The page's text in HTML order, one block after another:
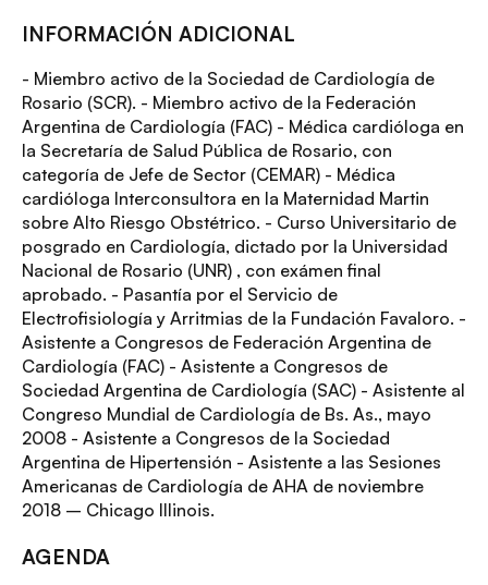
INFORMACIÓN ADICIONAL
- Miembro activo de la Sociedad de Cardiología de
Rosario (SCR). - Miembro activo de la Federación
Argentina de Cardiología (FAC) - Médica cardióloga en
la Secretaría de Salud Pública de Rosario, con
categoría de Jefe de Sector (CEMAR) - Médica
cardióloga Interconsultora en la Maternidad Martin
sobre Alto Riesgo Obstétrico. - Curso Universitario de
posgrado en Cardiología, dictado por la Universidad
Nacional de Rosario (UNR) , con exámen final
aprobado. - Pasantía por el Servicio de
Electrofisiología y Arritmias de la Fundación Favaloro. -
Asistente a Congresos de Federación Argentina de
Cardiología (FAC) - Asistente a Congresos de
Sociedad Argentina de Cardiología (SAC) - Asistente al
Congreso Mundial de Cardiología de Bs. As., mayo
2008 - Asistente a Congresos de la Sociedad
Argentina de Hipertensión - Asistente a las Sesiones
Americanas de Cardiología de AHA de noviembre
2018 – Chicago Illinois.
AGENDA